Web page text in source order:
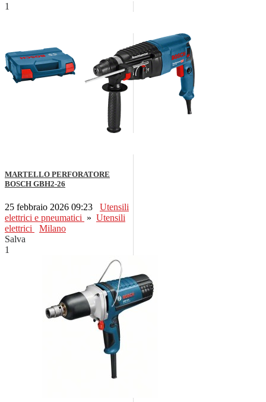
1
MARTELLO PERFORATORE
BOSCH GBH2-26
25 febbraio 2026 09:23
Utensili
elettrici e pneumatici » Utensili
elettrici
Milano
Salva
1